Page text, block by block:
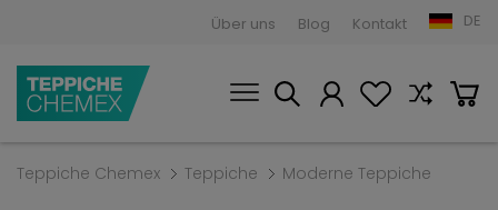
Über uns Blog Kontakt DE
Teppiche Chemex Teppiche Moderne Teppiche